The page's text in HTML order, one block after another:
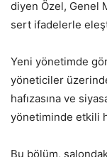
diyen Özel, Genel
sert ifadelerle
Yeni yönetimde
yöneticiler
hafızasına ve
yönetiminde etkili
Bu bölüm,